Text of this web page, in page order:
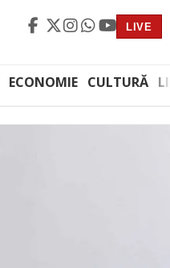
LIVE
ECONOMIE CULTURĂ